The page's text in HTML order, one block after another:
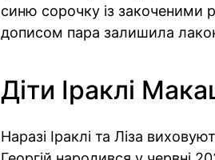
синю сорочку із закоченими
дописом пара залишила
Діти Іраклі
Наразі Іраклі та Ліза